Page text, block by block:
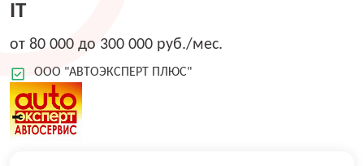
IT
от 80 000 до 300 000 руб./мес.
ООО "АВТОЭКСПЕРТ ПЛЮС"